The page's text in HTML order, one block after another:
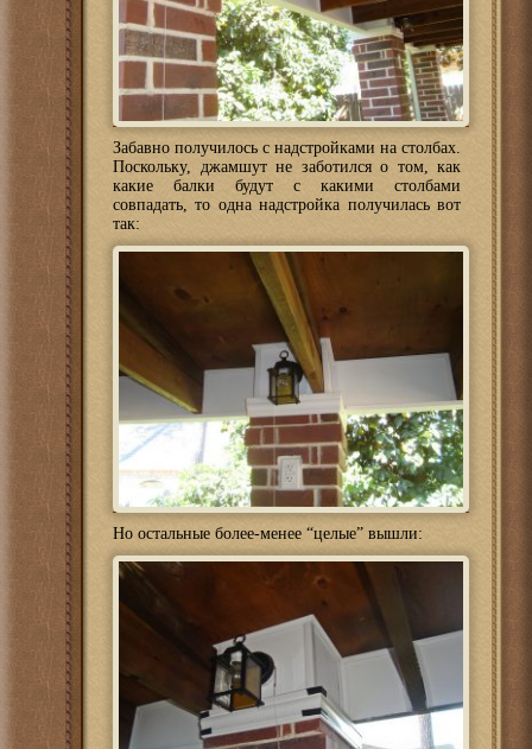
Забавно получилось с надстройками на столбах.
Поскольку, джамшут не заботился о том, как
какие балки будут с какими столбами
совпадать, то одна надстройка получилась вот
так:
Но остальные более-менее “целые” вышли: